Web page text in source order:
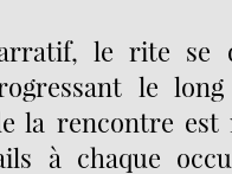
le rite se
le
la rencontre
à chaque